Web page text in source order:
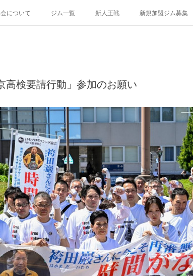
について ジム一覧 新人王戦 新規加盟ジム募集
高検要請行動」参加のお願い